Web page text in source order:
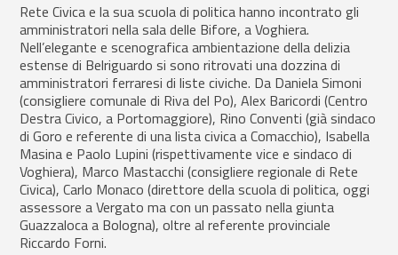
Rete Civica e la sua scuola di politica hanno incontrato gli
amministratori nella sala delle Bifore, a Voghiera.
Nell’elegante e scenografica ambientazione della delizia
estense di Belriguardo si sono ritrovati una dozzina di
amministratori ferraresi di liste civiche. Da Daniela Simoni
(consigliere comunale di Riva del Po), Alex Baricordi (Centro
Destra Civico, a Portomaggiore), Rino Conventi (già sindaco
di Goro e referente di una lista civica a Comacchio), Isabella
Masina e Paolo Lupini (rispettivamente vice e sindaco di
Voghiera), Marco Mastacchi (consigliere regionale di Rete
Civica), Carlo Monaco (direttore della scuola di politica, oggi
assessore a Vergato ma con un passato nella giunta
Guazzaloca a Bologna), oltre al referente provinciale
Riccardo Forni.